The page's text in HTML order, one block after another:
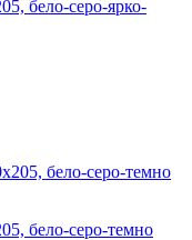
бело-серо-ярко-
бело-серо-темно